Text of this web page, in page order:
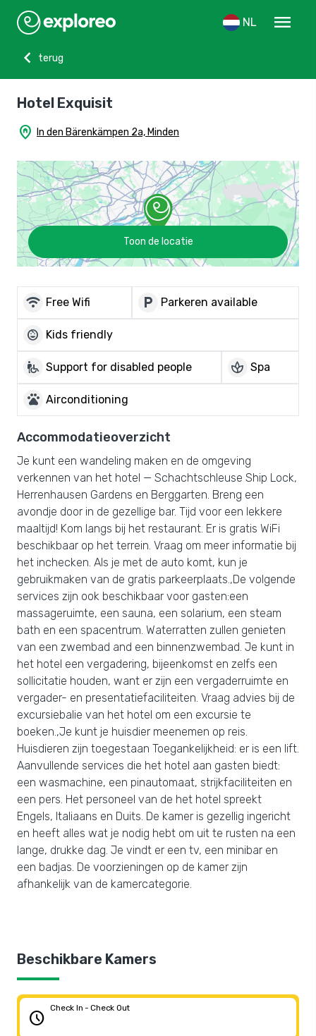
NL
menu
chevron_left
terug
Hotel Exquisit
home_pin In den Bärenkämpen 2a, Minden
Toon de locatie
wifi Free Wifi local_parking Parkeren available
child_care Kids friendly
wheelchair_pickup Support for disabled people spa Spa
pets Airconditioning
Accommodatieoverzicht
Je kunt een wandeling maken en de omgeving
verkennen van het hotel — Schachtschleuse Ship Lock,
Herrenhausen Gardens en Berggarten. Breng een
avondje door in de gezellige bar. Tijd voor een lekkere
maaltijd! Kom langs bij het restaurant. Er is gratis WiFi
beschikbaar op het terrein. Vraag om meer informatie bij
het inchecken. Als je met de auto komt, kun je
gebruikmaken van de gratis parkeerplaats.,De volgende
services zijn ook beschikbaar voor gasten:een
massageruimte, een sauna, een solarium, een steam
bath en een spacentrum. Waterratten zullen genieten
van een zwembad and een binnenzwembad. Je kunt in
het hotel een vergadering, bijeenkomst en zelfs een
sollicitatie houden, want er zijn een vergaderruimte en
vergader- en presentatiefaciliteiten. Vraag advies bij de
excursiebalie van het hotel om een excursie te
boeken.,Je kunt je huisdier meenemen op reis.
Huisdieren zijn toegestaan Toegankelijkheid: er is een lift.
Aanvullende services die het hotel aan gasten biedt:
een wasmachine, een pinautomaat, strijkfaciliteiten en
een pers. Het personeel van de het hotel spreekt
Engels, Italiaans en Duits. De kamer is gezellig ingericht
en heeft alles wat je nodig hebt om uit te rusten na een
lange, drukke dag. Je vindt er een tv, een minibar en
een badjas. De voorzieningen op de kamer zijn
afhankelijk van de kamercategorie.
Beschikbare Kamers
schedule
Check In - Check Out